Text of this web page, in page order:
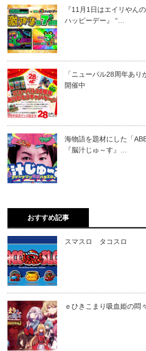
『11月1日はエイリやん
ハッピーデー』 “…
「ニューパル28周年あり
開催中
海物語を題材にした「
『脳汁じゅ～す』…
おすすめ記事
スマスロ タコスロ
ｅひきこまり吸血姫の悶々